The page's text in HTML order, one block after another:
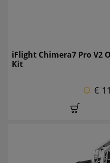
iFlight Chimera7 Pro V2
Kit
€